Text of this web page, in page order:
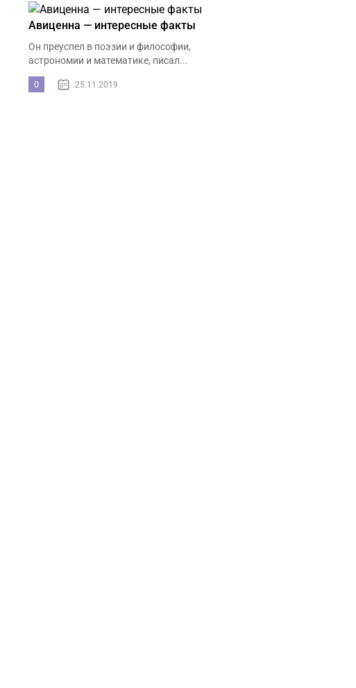
Авиценна — интересные факты
Он преуспел в поэзии и философии,
астрономии и математике, писал...
0 25.11.2019